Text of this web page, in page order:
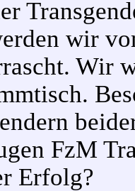
wir
Wir
FzM
Erfolg?